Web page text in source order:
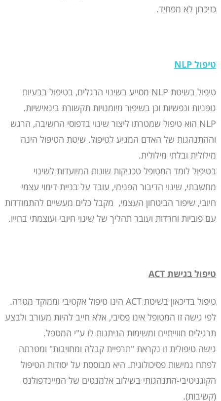
כזיכרון לא מפחיד.
טיפול NLP
טיפול בשיטת NLP מסייע בשינוי הרגלים, בטיפול בבעיות
גופניות ונפשיות וכן בשיפור מיומנויות תקשורת בינאישיות.
NLP הוא טיפול שמטרתו ליצור שינוי בדפוסי החשיבה, הרגש
וההתנהגות של האדם המגיע לטיפול. שיטת הטיפול הינה
מילולית ובלתי מילולית.
בטיפול לומד המטופל טכניקות שונות המיועדות לשינוי
מחשבתי, שינוי הדיבור הפנימי, עובד על בניית דימוי עצמי
חיובי, שיפור הביטחון העצמי, מקבל כלים מעשיים להתמודדות
עם פוביות וחרדות ועובר תהליך של שינוי חיובי ועוצמתי בחייו.
טיפול בגישת ACT
טיפול בדיכאון בשיטת ACT הינו טיפול אקטיבי וממוקד מטרה.
לפי גישה זו המטופל אינו פסיבי, אלא חייב להיות מעורב ולבצע
תרגילים חווייתיים ומשימות הניתנות לו ע"י המטפל.
גישה טיפולית זו נקראת "תרפיית קבלה ומחויבות" ומטרתה
לפתח גמישות פסיכולוגית. היא מבוססת על יסודות הטיפול
הקוגניטיבי-התנהגותי בשילוב אלמנטים של המיינדפולנס
(קשיבות).